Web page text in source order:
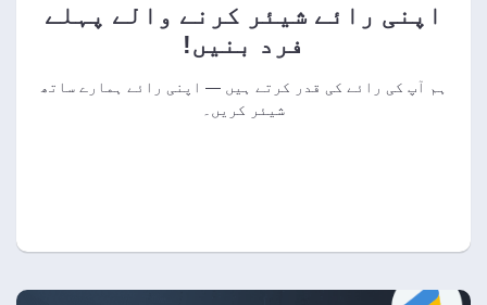
اپنی رائے شیئر کرنے والے پہلے
فرد بنیں!
ہم آپ کی رائے کی قدر کرتے ہیں — اپنی رائے ہمارے ساتھ
شیئر کریں۔